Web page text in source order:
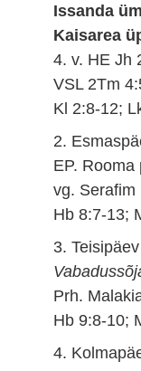
Issanda
Kaisarea
4. v. HE Jh
VSL 2Tm
Kl 2:8-12;
2.
EP.
vg. Serafim
Hb 8:7-13;
3. Teisipäev
Prh.
Hb 9:8-10;
4.